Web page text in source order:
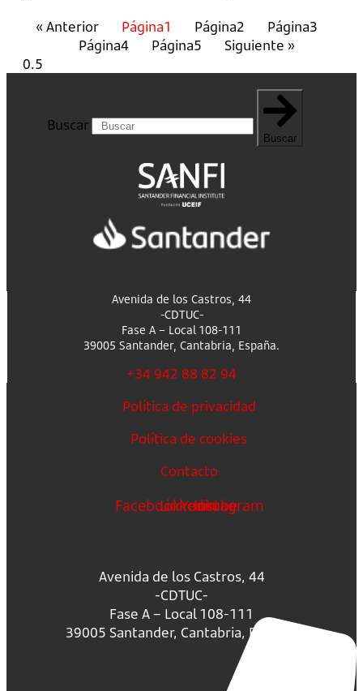
« Anterior Página1 Página2 Página3
Página4 Página5 Siguiente »
Buscar
Buscar
Avenida de los Castros, 44
-CDTUC-
Fase A – Local 108-111
39005 Santander, Cantabria, España.
+34 942 88 82 94
Política de privacidad
Política de cookies
Contacto
FacebookLinkedin
Youtube
Instagram
Avenida de los Castros, 44
-CDTUC-
Fase A – Local 108-111
39005 Santander, Cantabria, España.